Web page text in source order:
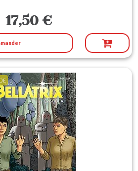
17,50 €